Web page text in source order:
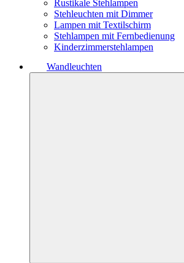
Rustikale Stehlampen
Stehleuchten mit Dimmer
Lampen mit Textilschirm
Stehlampen mit Fernbedienung
Kinderzimmerstehlampen
Wandleuchten